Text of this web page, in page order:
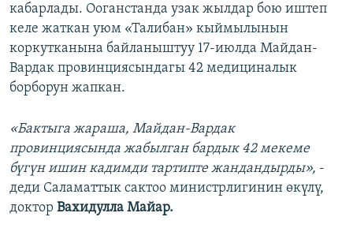
кабарлады. Ооганстанда узак жылдар бою иштеп
келе жаткан уюм «Талибан» кыймылынын
коркутканына байланыштуу 17-июлда Майдан-
Вардак провинциясындагы 42 медициналык
борборун жапкан.
«Бактыга жараша, Майдан-Вардак
провинциясында жабылган бардык 42 мекеме
бүгүн ишин кадимди тартипте жандандырды», -
деди Саламаттык сактоо министрлигинин өкүлү,
доктор Вахидулла Майар.